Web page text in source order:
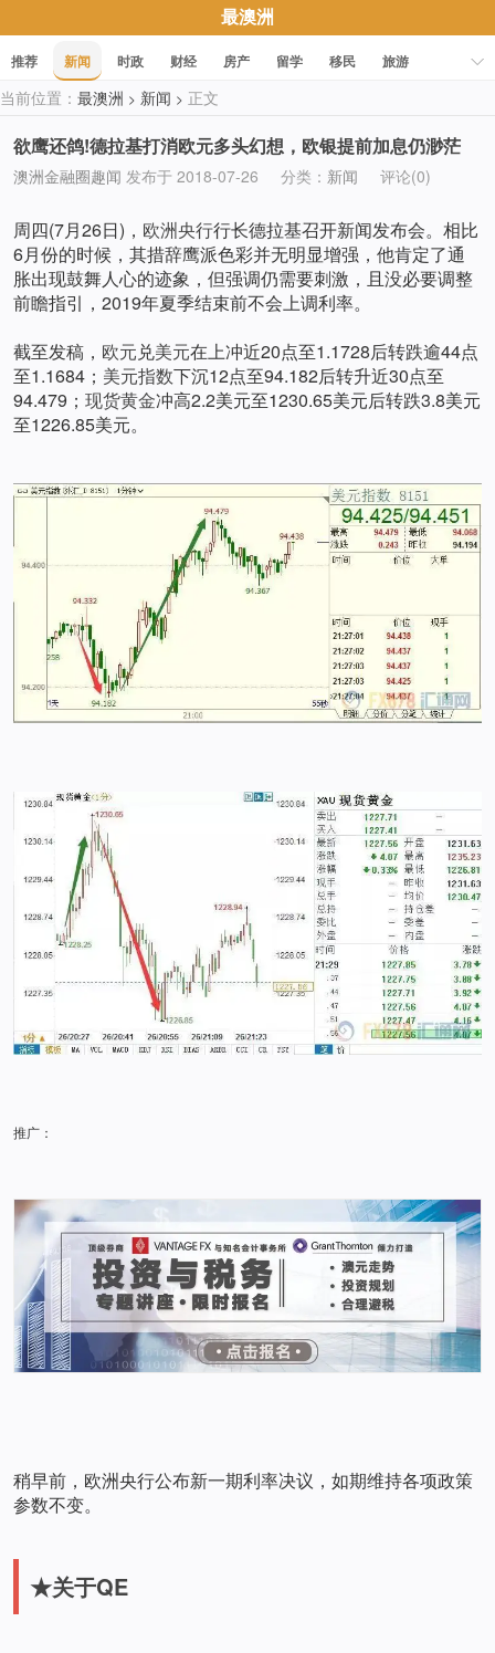
最澳洲
推荐 新闻 时政 财经 房产 留学 移民
旅游
科技
职场 美食 文化
当前位置： 最澳洲 > 新闻 > 正文
欲鹰还鸽!德拉基打消欧元多头幻想，欧银提前加息仍渺茫
澳洲金融圈趣闻 发布于 2018-07-26 分类： 新闻 评论(0)
周四(7月26日)， 欧洲央行行长德拉基召开新闻发布会。相比
6月份的时候，其措辞鹰派色彩并无明显增强，他肯定了通
胀出现鼓舞人心的迹象，但强调仍需要刺激，且没必要调整
前瞻指引，2019年夏季结束前不会上调利率。
截至发稿， 欧元兑美元在上冲近20点至1.1728后转跌逾44点
至1.1684； 美元指数下沉12点至94.182后转升近30点至
94.479； 现货黄金冲高2.2美元至1230.65美元后转跌3.8美元
至1226.85美元。
推广：
稍早前，欧洲央行公布新一期利率决议，如期维持各项政策
参数不变。
★关于QE